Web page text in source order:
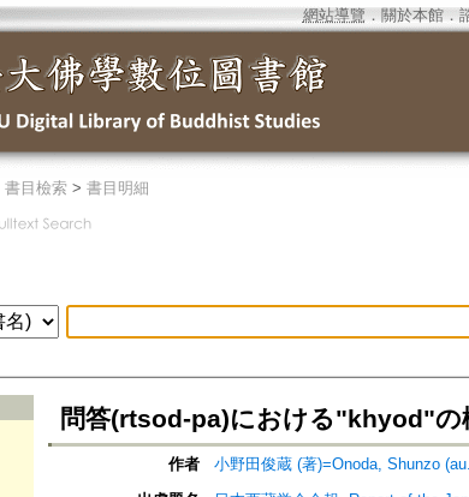
網站導覽 ． 關於本館．
書目檢索> 書目明細
問答(rtsod-pa)における"khyod"の
作者
小野田俊蔵 (著)=Onoda, Shunzo